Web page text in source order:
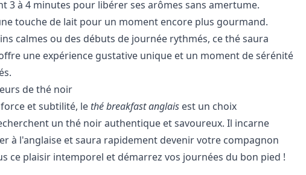
3 à 4 minutes pour libérer ses arômes sans amertume.
touche de lait pour un moment encore plus gourmand.
calmes ou des débuts de journée rythmés, ce thé saura
une expérience gustative unique et un moment de sérénité
de thé noir
et subtilité, le thé breakfast anglais est un choix
un thé noir authentique et savoureux. Il incarne
à l'anglaise et saura rapidement devenir votre compagnon
ce plaisir intemporel et démarrez vos journées du bon pied !